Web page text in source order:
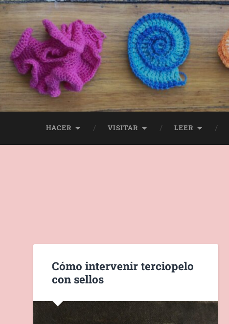
HACER VISITAR LEER
Cómo intervenir terciopelo
con sellos